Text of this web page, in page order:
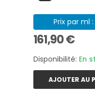
Prix par ml
161,90 €
Disponibilité: En
AJOUTER AU